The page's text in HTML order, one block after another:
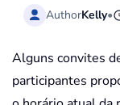
AuthorKelly•
Alguns convites
participantes